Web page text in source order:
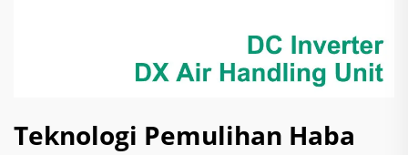
Teknologi Pemulihan Haba